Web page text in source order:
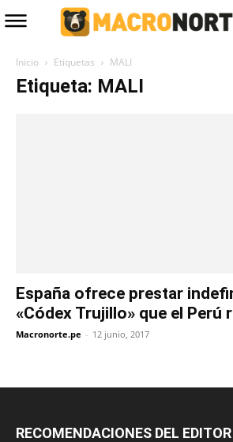
Inicio Etiquetas MALI
Etiqueta: MALI
España ofrece prestar
«Códex Trujillo» que el Perú
Macronorte.pe - 12 junio, 2017
RECOMENDACIONES DEL EDITOR